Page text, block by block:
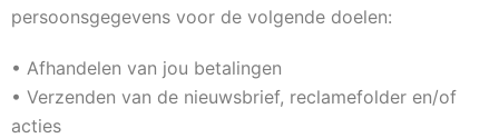
persoonsgegevens voor de volgende doelen:
• Afhandelen van jou betalingen
• Verzenden van de nieuwsbrief, reclamefolder en/of
acties